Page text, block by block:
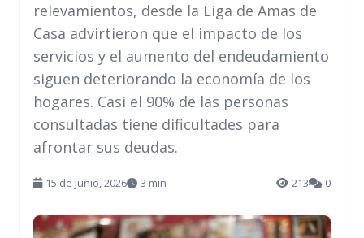
relevamientos, desde la Liga de Amas de
Casa advirtieron que el impacto de los
servicios y el aumento del endeudamiento
siguen deteriorando la economía de los
hogares. Casi el 90% de las personas
consultadas tiene dificultades para
afrontar sus deudas.
15 de junio, 2026 3 min 213 0